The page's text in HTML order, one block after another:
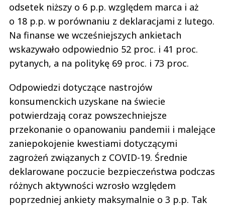
odsetek niższy o 6 p.p. względem marca i aż
o 18 p.p. w porównaniu z deklaracjami z lutego.
Na finanse we wcześniejszych ankietach
wskazywało odpowiednio 52 proc. i 41 proc.
pytanych, a na politykę 69 proc. i 73 proc.
Odpowiedzi dotyczące nastrojów
konsumenckich uzyskane na świecie
potwierdzają coraz powszechniejsze
przekonanie o opanowaniu pandemii i malejące
zaniepokojenie kwestiami dotyczącymi
zagrożeń związanych z COVID-19. Średnie
deklarowane poczucie bezpieczeństwa podczas
różnych aktywności wzrosło względem
poprzedniej ankiety maksymalnie o 3 p.p. Tak